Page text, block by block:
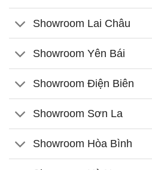
Showroom Lai Châu
Showroom Yên Bái
Showroom Điện Biên
Showroom Sơn La
Showroom Hòa Bình